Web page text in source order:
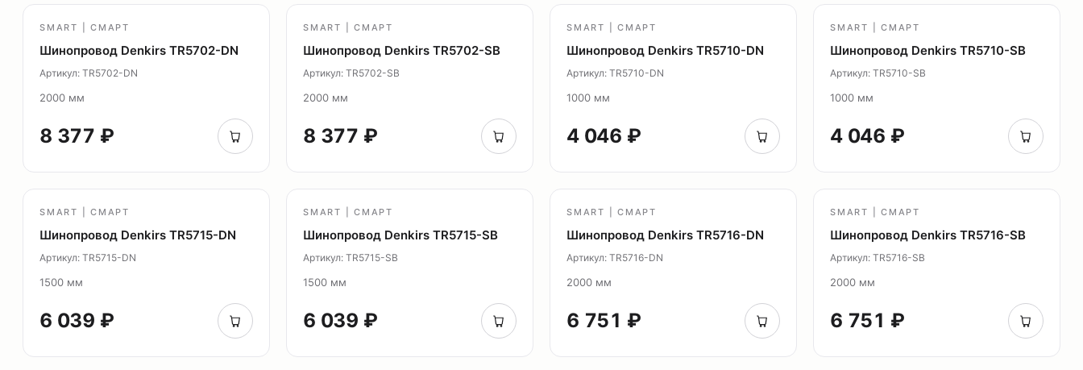
SMART | СМАРТ
Шинопровод Denkirs TR5702-DN
Артикул: TR5702-DN
2000 мм
8 377 ₽
SMART | СМАРТ
Шинопровод Denkirs TR5702-SB
Артикул: TR5702-SB
2000 мм
8 377 ₽
SMART | СМАРТ
Шинопровод Denkirs TR5710-DN
Артикул: TR5710-DN
1000 мм
4 046 ₽
SMART | СМАРТ
Шинопровод Denkirs TR5710-SB
Артикул: TR5710-SB
1000 мм
4 046 ₽
SMART | СМАРТ
Шинопровод Denkirs TR5715-DN
Артикул: TR5715-DN
1500 мм
6 039 ₽
SMART | СМАРТ
Шинопровод Denkirs TR5715-SB
Артикул: TR5715-SB
1500 мм
6 039 ₽
SMART | СМАРТ
Шинопровод Denkirs TR5716-DN
Артикул: TR5716-DN
2000 мм
6 751 ₽
SMART | СМАРТ
Шинопровод Denkirs TR5716-SB
Артикул: TR5716-SB
2000 мм
6 751 ₽